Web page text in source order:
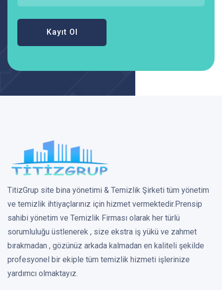
Kayıt Ol
TitizGrup site bina yönetimi & Temizlik Şirketi tüm yönetim
ve temizlik ihtiyaçlarınız için hizmet vermektedir.Prensip
sahibi yönetim ve Temizlik Firması olarak her türlü
sorumluluğu üstlenerek , size ekstra iş yükü ve zahmet
bırakmadan , gözünüz arkada kalmadan en kaliteli şekilde
profesyonel bir ekiple tüm temizlik hizmeti işlerinize
yardımcı olmaktayız.